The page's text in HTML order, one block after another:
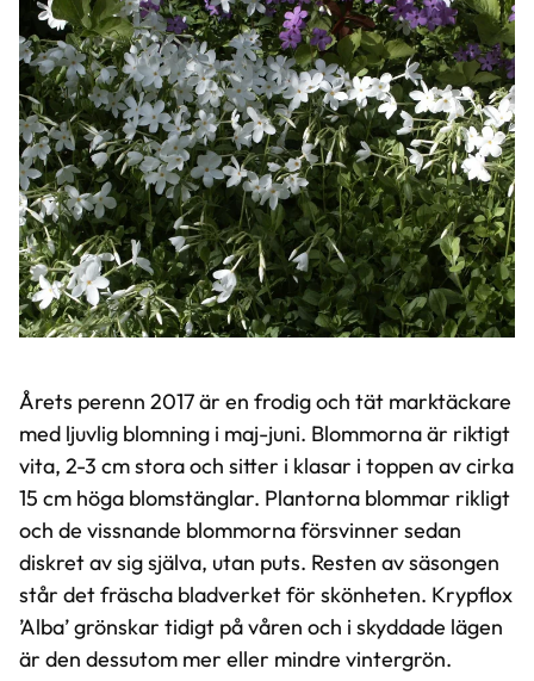
Årets perenn 2017 är en frodig och tät marktäckare
med ljuvlig blomning i maj-juni. Blommorna är riktigt
vita, 2-3 cm stora och sitter i klasar i toppen av cirka
15 cm höga blomstänglar. Plantorna blommar rikligt
och de vissnande blommorna försvinner sedan
diskret av sig själva, utan puts. Resten av säsongen
står det fräscha bladverket för skönheten. Krypflox
’Alba’ grönskar tidigt på våren och i skyddade lägen
är den dessutom mer eller mindre vintergrön.